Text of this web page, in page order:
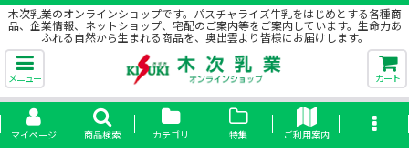
木次乳業のオンラインショップです。パスチャライズ牛乳をはじめとする各種商
品、企業情報、ネットショップ、宅配のご案内等をご案内しています。生命力あ
ふれる自然から生まれる商品を、奥出雲より皆様にお届けします。
メニュー カート
マイページ 商品検索 カテゴリ 特集 ご利用案内